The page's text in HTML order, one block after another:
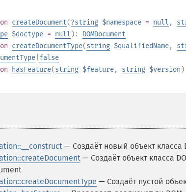
createDocument(?string $namespace = null ,
$doctype = null ): DOMDocument
createDocumentType(string $qualifiedName,
false
hasFeature(string $feature, string $version
— Создаёт новый объект
— Создаёт объект класса
— Создаёт пустой